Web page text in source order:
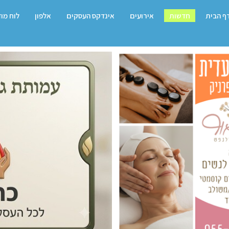
הבית חדשות אירועים אינדקס העסקים אלפון לוח